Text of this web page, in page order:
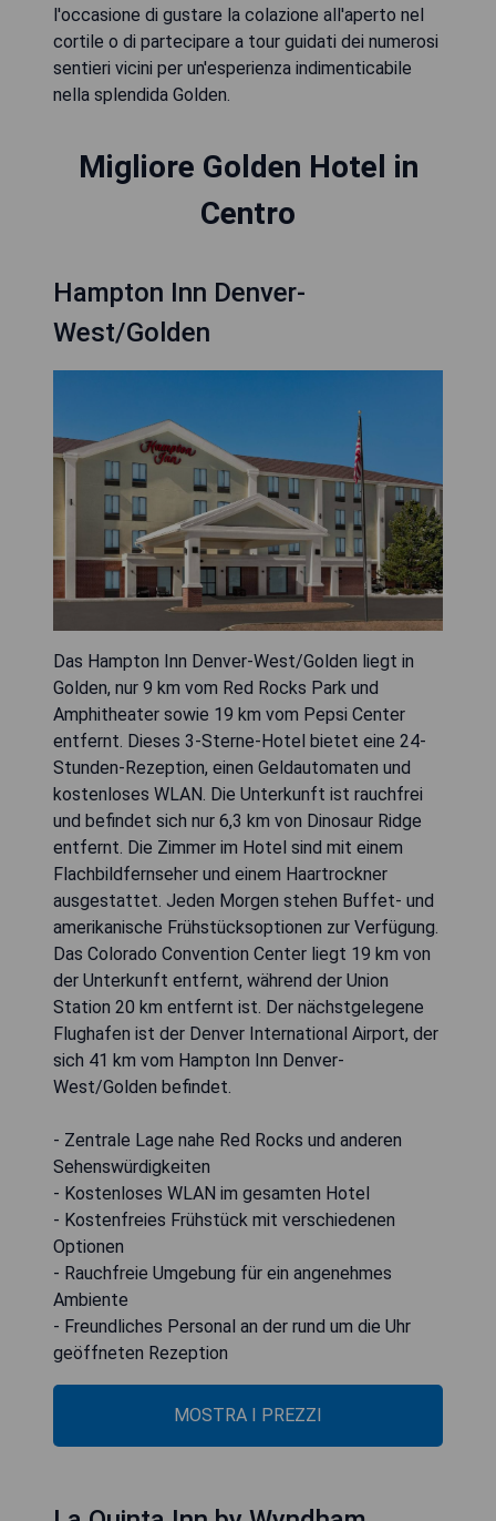
l'occasione di gustare la colazione all'aperto nel
cortile o di partecipare a tour guidati dei numerosi
sentieri vicini per un'esperienza indimenticabile
nella splendida Golden.
Migliore Golden Hotel in
Centro
Hampton Inn Denver-
West/Golden
Das Hampton Inn Denver-West/Golden liegt in
Golden, nur 9 km vom Red Rocks Park und
Amphitheater sowie 19 km vom Pepsi Center
entfernt. Dieses 3-Sterne-Hotel bietet eine 24-
Stunden-Rezeption, einen Geldautomaten und
kostenloses WLAN. Die Unterkunft ist rauchfrei
und befindet sich nur 6,3 km von Dinosaur Ridge
entfernt. Die Zimmer im Hotel sind mit einem
Flachbildfernseher und einem Haartrockner
ausgestattet. Jeden Morgen stehen Buffet- und
amerikanische Frühstücksoptionen zur Verfügung.
Das Colorado Convention Center liegt 19 km von
der Unterkunft entfernt, während der Union
Station 20 km entfernt ist. Der nächstgelegene
Flughafen ist der Denver International Airport, der
sich 41 km vom Hampton Inn Denver-
West/Golden befindet.
- Zentrale Lage nahe Red Rocks und anderen
Sehenswürdigkeiten
- Kostenloses WLAN im gesamten Hotel
- Kostenfreies Frühstück mit verschiedenen
Optionen
- Rauchfreie Umgebung für ein angenehmes
Ambiente
- Freundliches Personal an der rund um die Uhr
geöffneten Rezeption
MOSTRA I PREZZI